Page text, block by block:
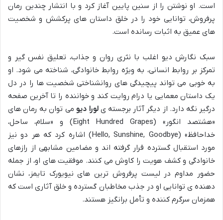
است. او نوشتن را از سنین پایین آغاز کرد و با انتشار چندین رمان
پرفروش، توانایی خود را در خلق داستان های پرکشش و شخصیت
های عمیق به اثبات رسانده است.
سبک نگارش دیو اغلب با نثری روان و جذاب، تعلیق نفس گیر و
تمرکز بر روابط انسانی، به ویژه روابط خانوادگی، شناخته می شود. او
به خوبی می تواند پیچیدگی های روانشناختی شخصیت ها را در دل
یک داستان معمایی یا درام روایت کند و خواننده را تا آخرین صفحه
درگیر نگه دارد. از دیگر آثار برجسته یلورا دیو می توان به رمان های
«هشتصد انگور» (Eight Hundred Grapes) و «سلام، ساحل،
خداحافظ» (Hello, Sunshine, Goodbye) اشاره کرد که هر دو نیز
مورد استقبال گسترده قرار گرفته اند و مضامین مشابهی از رازهای
خانوادگی و کشف هویت را کاوش می کنند. موفقیت های او، از جمله
حضور مداوم در لیست پرفروش ترین های نیویورک تایمز، نشان
دهنده ی توانایی او در جذب مخاطبان گسترده و خلق آثاری است که
همزمان سرگرم کننده و تأمل برانگیز هستند.